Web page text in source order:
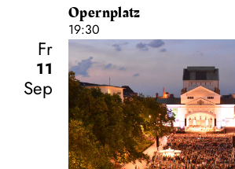
Opernplatz
19:30
Fr
11
Sep